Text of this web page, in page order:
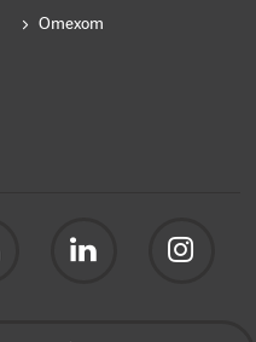
Omexom